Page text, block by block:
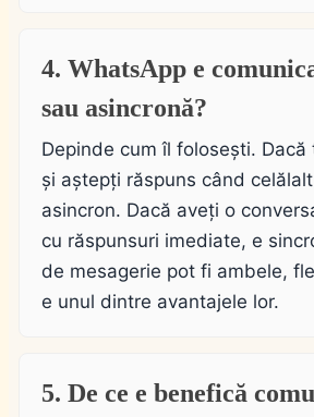
4. WhatsApp e
sau asincronă?
Depinde cum îl folosești. Dacă
și aștepți răspuns când
asincron. Dacă aveți o
cu răspunsuri imediate, e
de mesagerie pot fi ambele,
e unul dintre avantajele lor.
5. De ce e benefică